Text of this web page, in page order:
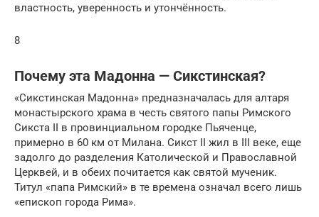
властность, уверенность и утончённость.
8
Почему эта Мадонна — Сикстинская?
«Сикстинская Мадонна» предназначалась для алтаря
монастырского храма в честь святого папы Римского
Сикста II в провинциальном городке Пьяченце,
примерно в 60 км от Милана. Сикст II жил в III веке, еще
задолго до разделения Католической и Православной
Церквей, и в обеих почитается как святой мученик.
Титул «папа Римский» в те времена означал всего лишь
«епископ города Рима».